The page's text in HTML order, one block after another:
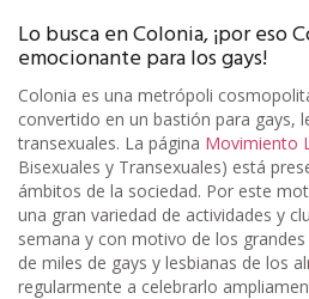
Lo busca en Colonia, ¡por eso
emocionante para los gays!
Colonia es una metrópoli
convertido en un bastión para gays,
transexuales. La página Movimiento
Bisexuales y Transexuales) está
ámbitos de la sociedad. Por este
una gran variedad de actividades y
semana y con motivo de los
de miles de gays y lesbianas de los
regularmente a celebrarlo